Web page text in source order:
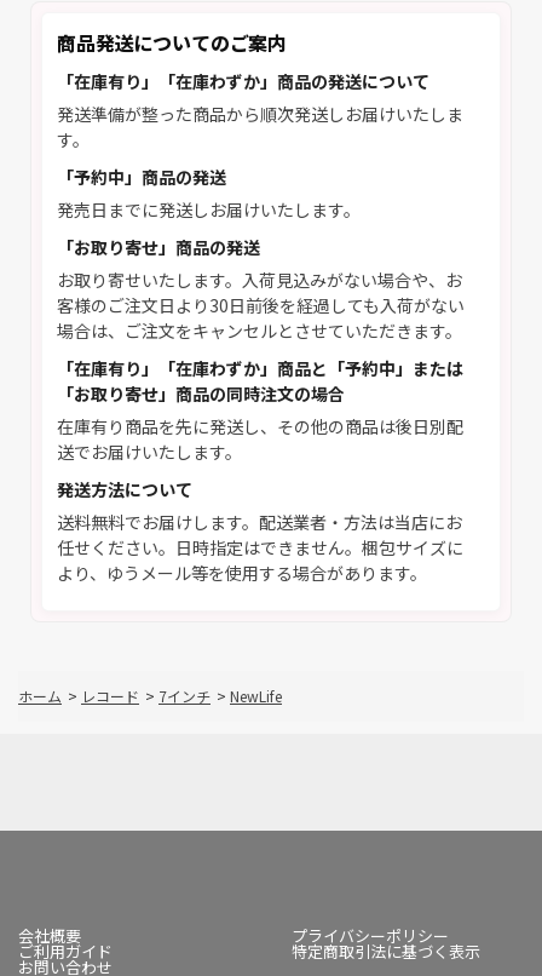
商品発送についてのご案内
「在庫有り」「在庫わずか」商品の発送について
発送準備が整った商品から順次発送しお届けいたしま
す。
「予約中」商品の発送
発売日までに発送しお届けいたします。
「お取り寄せ」商品の発送
お取り寄せいたします。入荷見込みがない場合や、お
客様のご注文日より30日前後を経過しても入荷がない
場合は、ご注文をキャンセルとさせていただきます。
「在庫有り」「在庫わずか」商品と「予約中」または
「お取り寄せ」商品の同時注文の場合
在庫有り商品を先に発送し、その他の商品は後日別配
送でお届けいたします。
発送方法について
送料無料でお届けします。配送業者・方法は当店にお
任せください。日時指定はできません。梱包サイズに
より、ゆうメール等を使用する場合があります。
ホーム > レコード > 7インチ > NewLife
会社概要 プライバシーポリシー
ご利用ガイド 特定商取引法に基づく表示
お問い合わせ